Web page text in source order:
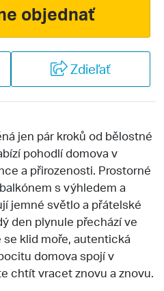
objednať
Zdieľať
jen pár kroků od bělostné
pohodlí domova v
a přirozenosti. Prostorné
s výhledem a
jemné světlo a přátelské
den plynule přechází ve
klid moře, autentická
domova spojí v
chtít vracet znovu a znovu.